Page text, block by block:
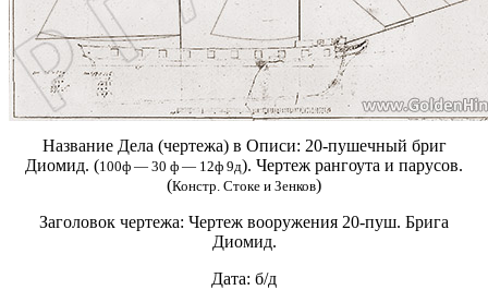
Название Дела (чертежа) в Описи: 20-пушечный бриг
Диомид. (100ф — 30 ф — 12ф 9д). Чертеж рангоута и парусов.
(Констр. Стоке и Зенков)
Заголовок чертежа: Чертеж вооружения 20-пуш. Брига
Диомид.
Дата: б/д